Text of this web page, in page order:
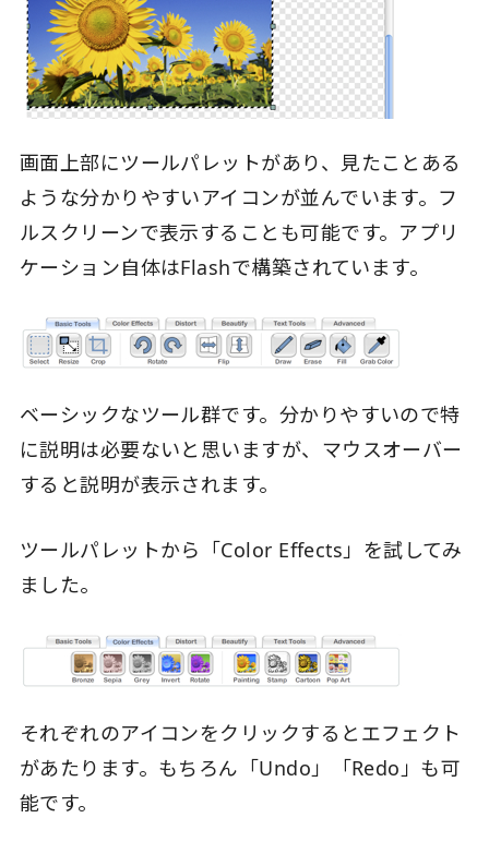
画面上部にツールパレットがあり、見たことある
ような分かりやすいアイコンが並んでいます。フ
ルスクリーンで表示することも可能です。アプリ
ケーション自体はFlashで構築されています。
ベーシックなツール群です。分かりやすいので特
に説明は必要ないと思いますが、マウスオーバー
すると説明が表示されます。
ツールパレットから「Color Effects」を試してみ
ました。
それぞれのアイコンをクリックするとエフェクト
があたります。もちろん「Undo」「Redo」も可
能です。